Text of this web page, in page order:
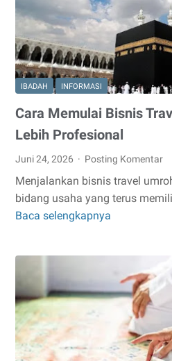
IBADAH INFORMASI
Cara Memulai Bisnis
Lebih Profesional
Juni 24, 2026 Posting Komentar
Menjalankan bisnis travel
bidang usaha yang terus
Baca selengkapnya
Bisnis
Travel
Umroh
agar
Lebih
Profesional